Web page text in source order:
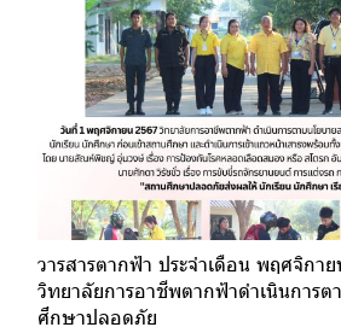
วารสารตากฟ้า ประจำเดือน พฤศจิก
วิทยาลัยการอาชีพตากฟ้าดำเนินการต
ศึกษาปลอดภัย